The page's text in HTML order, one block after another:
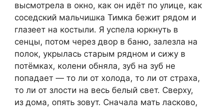
высмотрела в окно, как он идёт по улице, как
соседский мальчишка Тимка бежит рядом и
глазеет на костыли. Я успела юркнуть в
сенцы, потом через двор в баню, залезла на
полок, укрылась старым рядном и сижу в
потёмках, колени обняла, зуб на зуб не
попадает — то ли от холода, то ли от страха,
то ли от злости на весь белый свет. Сверху,
из дома, опять зовут. Сначала мать ласково,